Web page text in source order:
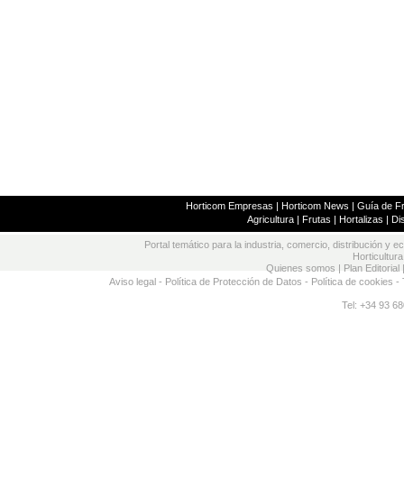
Horticom Empresas | Horticom News | Guía de
Agricultura| Frutas | Hortalizas |
Portal temático para la industria, comercio, distribución y
Quienes somos
Plan Editorial
Aviso legal - Política de Protección de Datos - Política de cookies -
Tel: +34 93